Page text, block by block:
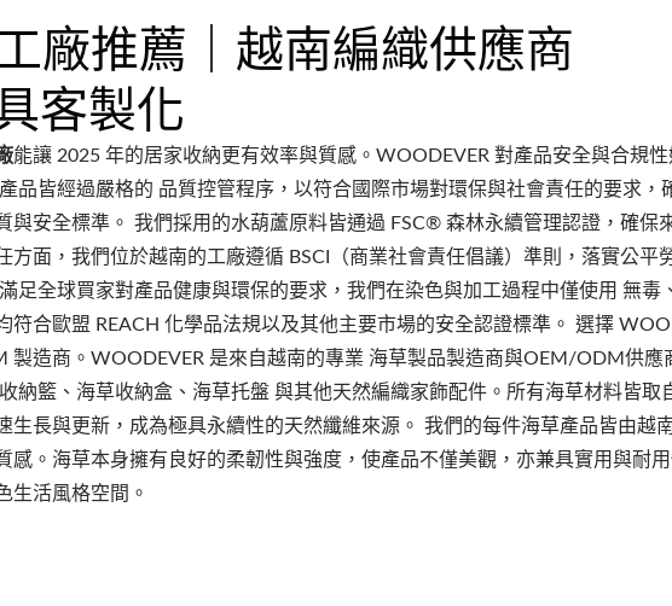
廠推薦｜越南編織供應商
客製化
能讓 2025 年的居家收納更有效率與質感。WOODEVER 對產品安全與合規
品皆經過嚴格的 品質控管程序，以符合國際市場對環保與社會責任的要求，
與安全標準。 我們採用的水葫蘆原料皆通過 FSC® 森林永續管理認證，確保
面，我們位於越南的工廠遵循 BSCI（商業社會責任倡議）準則，落實公平
足全球買家對產品健康與環保的要求，我們在染色與加工過程中僅使用 無毒
符合歐盟 REACH 化學品法規以及其他主要市場的安全認證標準。 選擇
製造商。WOODEVER 是來自越南的專業 海草製品製造商與OEM/ODM供應
納籃、海草收納盒、海草托盤 與其他天然編織家飾配件。所有海草材料皆取
生長與更新，成為極具永續性的天然纖維來源。 我們的每件海草產品皆由越
感。海草本身擁有良好的柔韌性與強度，使產品不僅美觀，亦兼具實用與耐
生活風格空間。